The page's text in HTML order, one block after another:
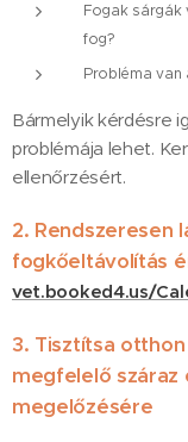
Fogak sárgák
fog?
Probléma van
Bármelyik kérdésre
problémája lehet.
ellenőrzésért.
2. Rendszeresen
fogkőeltávolítás
vet.booked4.us/
3. Tisztítsa
megfelelő száraz
megelőzésére